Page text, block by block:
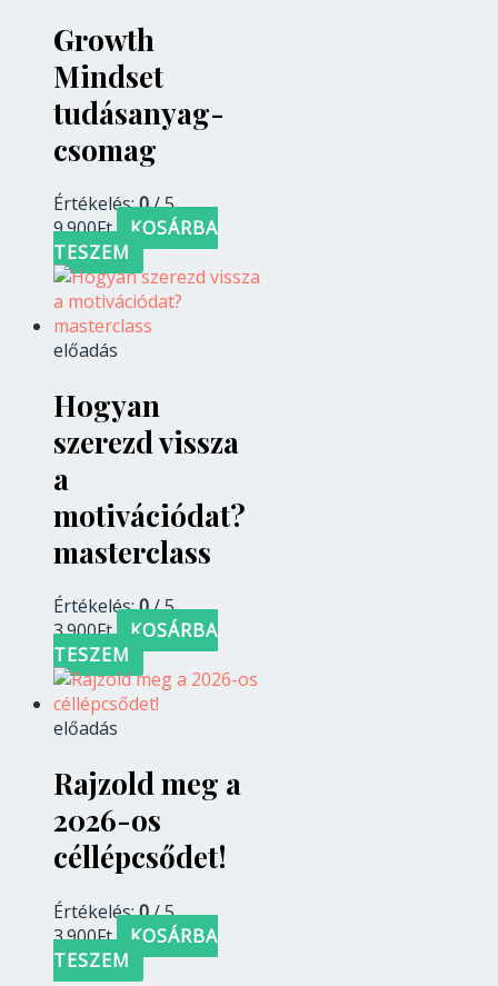
Growth
Mindset
tudásanyag-
csomag
Értékelés:0/ 5
9.900Ft
KOSÁRBA
TESZEM
előadás
Hogyan
szerezd vissza
a
motivációdat?​
masterclass
Értékelés:0/ 5
3.900Ft
KOSÁRBA
TESZEM
előadás
Rajzold meg a
2026-os
céllépcsődet!
Értékelés:0/ 5
3.900Ft
KOSÁRBA
TESZEM